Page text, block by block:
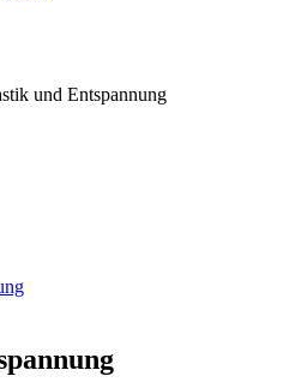
und Entspannung